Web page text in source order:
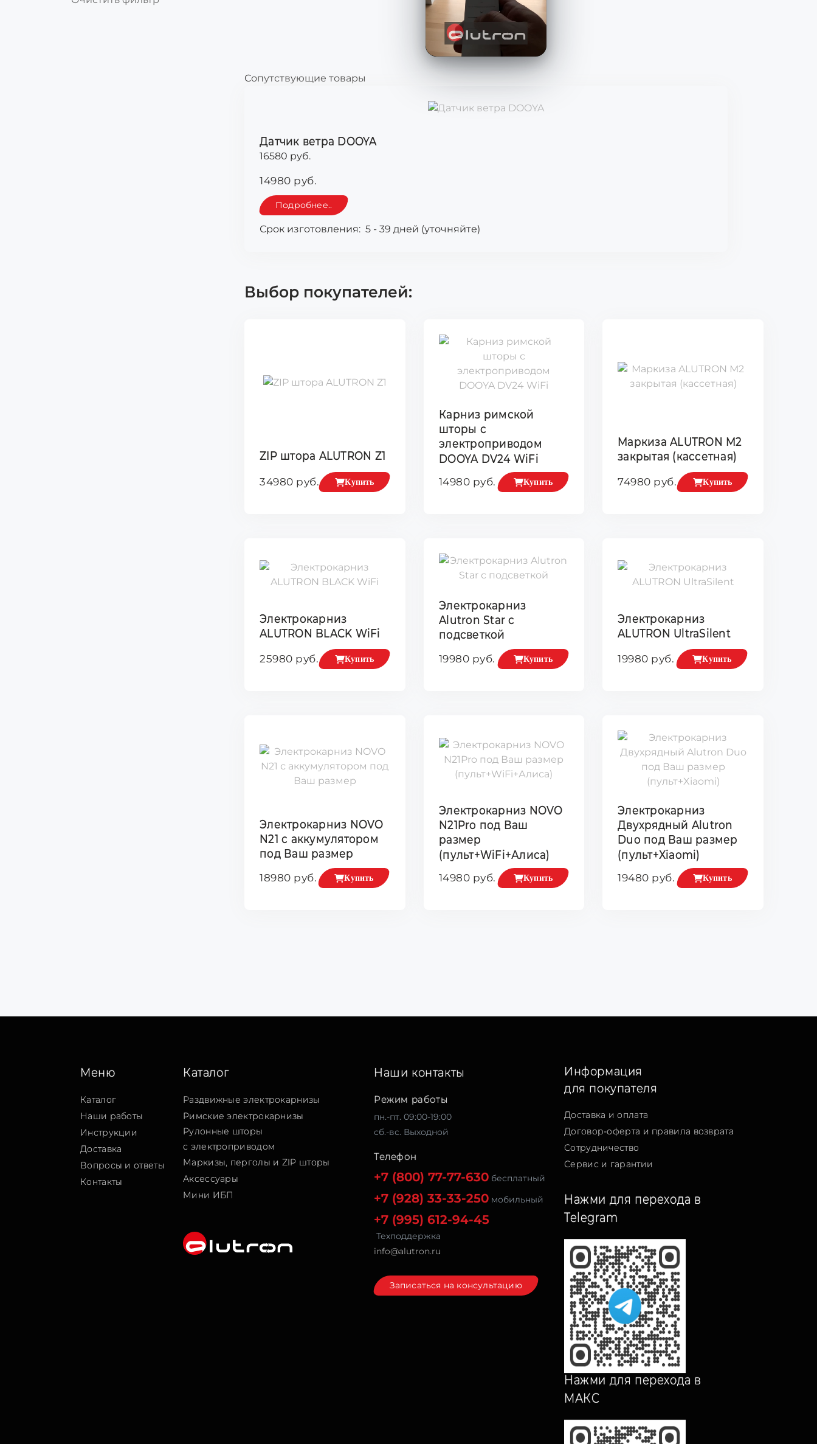
Сопутствующие товары
Датчик ветра DOOYA
16580 руб.
14980 руб.
Подробнее..
Срок изготовления: 5 - 39 дней (уточняйте)
Выбор покупателей:
ZIP штора ALUTRON Z1
34980 руб. Купить
Карниз римской
шторы с
электроприводом
DOOYA DV24 WiFi
14980 руб. Купить
Маркиза ALUTRON М2
закрытая (кассетная)
74980 руб. Купить
Электрокарниз
ALUTRON BLACK WiFi
25980 руб. Купить
Электрокарниз
Alutron Star с
подсветкой
19980 руб. Купить
Электрокарниз
ALUTRON UltraSilent
19980 руб. Купить
Электрокарниз NOVO
N21 с аккумулятором
под Ваш размер
18980 руб. Купить
Электрокарниз NOVO
N21Pro под Ваш
размер
(пульт+WiFi+Алиса)
14980 руб. Купить
Электрокарниз
Двухрядный Alutron
Duo под Ваш размер
(пульт+Xiaomi)
19480 руб. Купить
Меню
Каталог
Наши работы
Инструкции
Доставка
Вопросы и ответы
Контакты
Каталог
Раздвижные электрокарнизы
Римские электрокарнизы
Рулонные шторы
с электроприводом
Маркизы, перголы и ZIP шторы
Аксессуары
Мини ИБП
Наши контакты
Режим работы
пн.-пт. 09:00-19:00
сб.-вс. Выходной
Телефон
+7 (800) 77-77-630бесплатный
+7 (928) 33-33-250мобильный
+7 (995) 612-94-45
Техподдержка
info@alutron.ru
Записаться на консультацию
Информация
для покупателя
Доставка и оплата
Договор-оферта и правила возврата
Сотрудничество
Сервис и гарантии
Нажми для перехода в
Telegram
Нажми для перехода в
МАКС